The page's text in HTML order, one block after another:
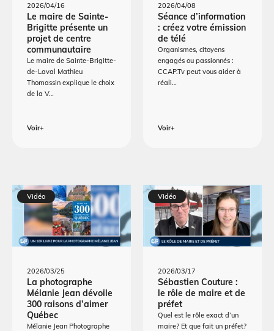
2026/04/16
Le maire de Sainte-
Brigitte présente un
projet de centre
communautaire
Le maire de Sainte-Brigitte-
de-Laval Mathieu
Thomassin explique le choix
de la V…
Voir+
2026/04/08
Séance d’information
: créez votre émission
de télé
Organismes, citoyens
engagés ou passionnés :
CCAP.Tv peut vous aider à
réali…
Voir+
Vidéo
2026/03/25
La photographe
Mélanie Jean dévoile
300 raisons d’aimer
Québec
Mélanie Jean Photographe
Vidéo
2026/03/17
Sébastien Couture :
le rôle de maire et de
préfet
Quel est le rôle exact d’un
maire? Et que fait un préfet?